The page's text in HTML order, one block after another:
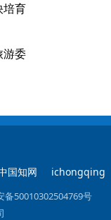
培育
游委
国知网 ichongqing
备50010302504769号